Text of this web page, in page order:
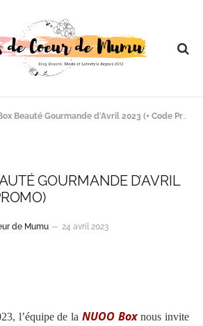
Beauté Gourmande d’Avril 2023 (+ Code Promo)
GOURMANDE D’AVRIL
de Mumu
24 avril 2023
l’équipe de la NUOO Boxnous invite